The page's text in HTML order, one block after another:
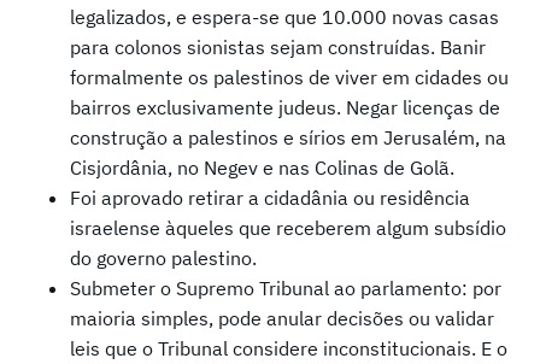
legalizados, e espera-se que 10.000 novas casas
para colonos sionistas sejam construídas. Banir
formalmente os palestinos de viver em cidades ou
bairros exclusivamente judeus. Negar licenças de
construção a palestinos e sírios em Jerusalém, na
Cisjordânia, no Negev e nas Colinas de Golã.
Foi aprovado retirar a cidadânia ou residência
israelense àqueles que receberem algum subsídio
do governo palestino.
Submeter o Supremo Tribunal ao parlamento: por
maioria simples, pode anular decisões ou validar
leis que o Tribunal considere inconstitucionais. E o